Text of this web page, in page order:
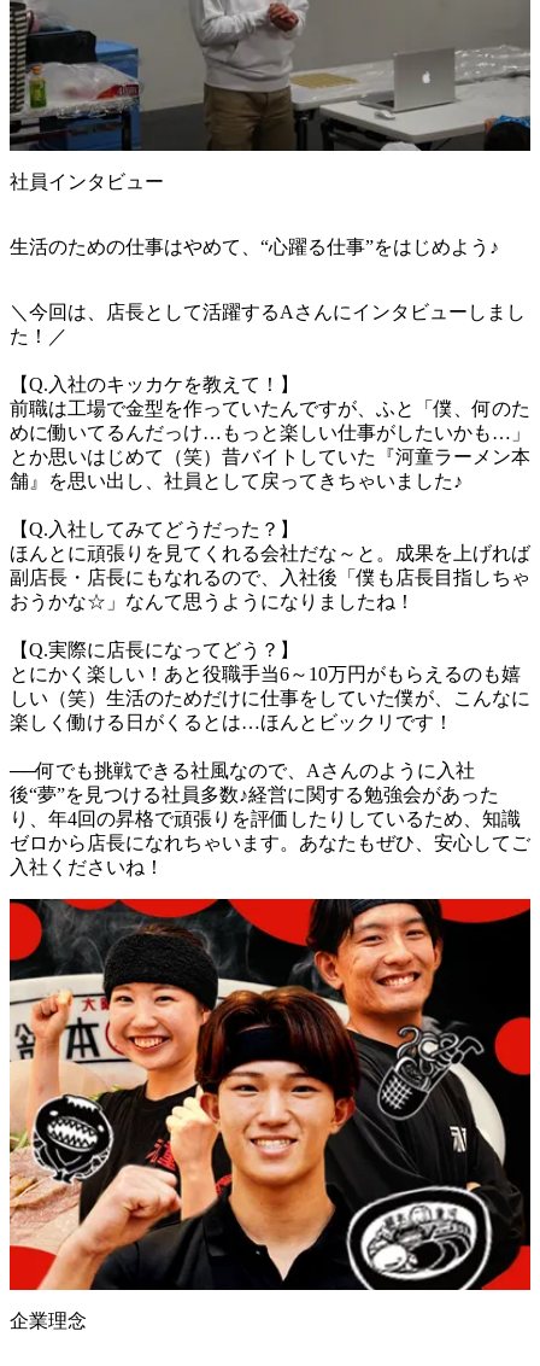
社員インタビュー
生活のための仕事はやめて、“心躍る仕事”をはじめよう♪
＼今回は、店長として活躍するAさんにインタビューしまし
た！／
【Q.入社のキッカケを教えて！】
前職は工場で金型を作っていたんですが、ふと「僕、何のた
めに働いてるんだっけ…もっと楽しい仕事がしたいかも…」
とか思いはじめて（笑）昔バイトしていた『河童ラーメン本
舗』を思い出し、社員として戻ってきちゃいました♪
【Q.入社してみてどうだった？】
ほんとに頑張りを見てくれる会社だな～と。成果を上げれば
副店長・店長にもなれるので、入社後「僕も店長目指しちゃ
おうかな☆」なんて思うようになりましたね！
【Q.実際に店長になってどう？】
とにかく楽しい！あと役職手当6～10万円がもらえるのも嬉
しい（笑）生活のためだけに仕事をしていた僕が、こんなに
楽しく働ける日がくるとは…ほんとビックリです！
──何でも挑戦できる社風なので、Aさんのように入社
後“夢”を見つける社員多数♪経営に関する勉強会があった
り、年4回の昇格で頑張りを評価したりしているため、知識
ゼロから店長になれちゃいます。あなたもぜひ、安心してご
入社くださいね！
企業理念